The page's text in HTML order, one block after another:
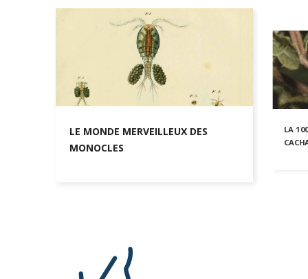
LE MONDE MERVEILLEUX DES
MONOCLES
LA